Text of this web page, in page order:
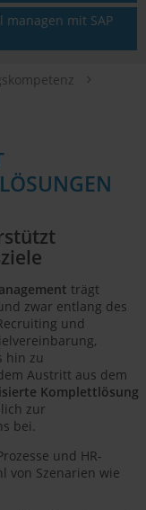
mit SAP
trägt
zwar entlang des
und
hin zu
Austritt aus dem
Komplettlösung
zur
bei.
und HR-
von Szenarien wie